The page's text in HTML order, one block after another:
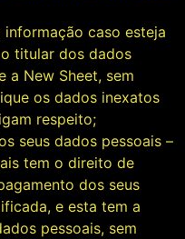
caso esteja
titular dos dados
a New Sheet, sem
os dados inexatos
respeito;
seus dados pessoais –
tem o direito de
dos seus
e esta tem a
pessoais, sem